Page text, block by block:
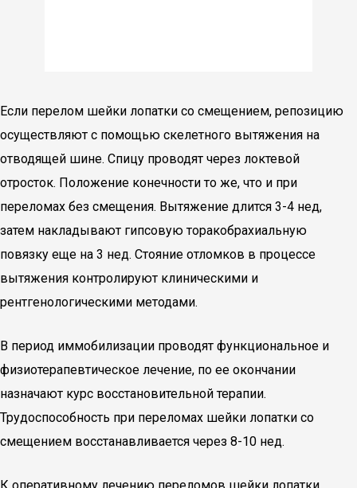
Если перелом шейки лопатки со смещением, репозицию
осуществляют с помощью скелетного вытяжения на
отводящей шине. Спицу проводят через локтевой
отросток. Положение конечности то же, что и при
переломах без смещения. Вытяжение длится 3-4 нед,
затем накладывают гипсовую торакобрахиальную
повязку еще на 3 нед. Стояние отломков в процессе
вытяжения контролируют клиническими и
рентгенологическими методами.
В период иммобилизации проводят функциональное и
физиотерапевтическое лечение, по ее окончании
назначают курс восстановительной терапии.
Трудоспособность при переломах шейки лопатки со
смещением восстанавливается через 8-10 нед.